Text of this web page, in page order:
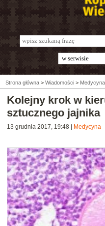
Strona główna > Wiadomości > Medycyna
Kolejny krok w
sztucznego jajnika
13 grudnia 2017, 19:48 Medycyna